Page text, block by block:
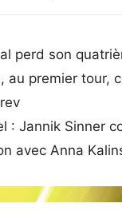
perd son
au premier tour,
: Jannik Sinner
avec Anna